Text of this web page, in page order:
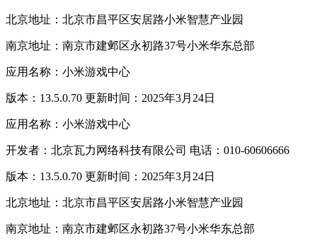
北京地址：北京市昌平区安居路小米智慧产业园
南京地址：南京市建邺区永初路37号小米华东总部
应用名称：小米游戏中心
版本：13.5.0.70 更新时间：2025年3月24日
应用名称：小米游戏中心
开发者：北京瓦力网络科技有限公司 电话：010-60606666
版本：13.5.0.70 更新时间：2025年3月24日
北京地址：北京市昌平区安居路小米智慧产业园
南京地址：南京市建邺区永初路37号小米华东总部